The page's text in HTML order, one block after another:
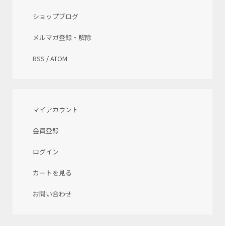
ショップブログ
メルマガ登録・解除
RSS /ATOM
マイアカウント
会員登録
ログイン
カートを見る
お問い合わせ